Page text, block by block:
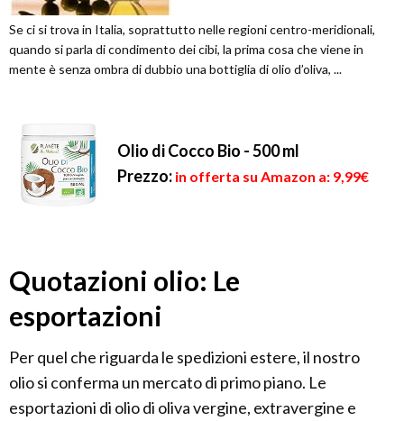
Se ci si trova in Italia, soprattutto nelle regioni centro-meridionali,
quando si parla di condimento dei cibi, la prima cosa che viene in
mente è senza ombra di dubbio una bottiglia di olio d’oliva, ...
Olio di Cocco Bio - 500 ml
Prezzo: in offerta su Amazon a: 9,99€
Quotazioni olio: Le
esportazioni
Per quel che riguarda le spedizioni estere, il nostro
olio si conferma un mercato di primo piano. Le
esportazioni di olio di oliva vergine, extravergine e